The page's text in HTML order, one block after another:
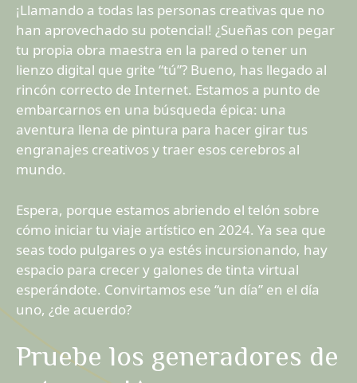
¡Llamando a todas las personas creativas que no
han aprovechado su potencial! ¿Sueñas con pegar
tu propia obra maestra en la pared o tener un
lienzo digital que grite “tú”? Bueno, has llegado al
rincón correcto de Internet. Estamos a punto de
embarcarnos en una búsqueda épica: una
aventura llena de pintura para hacer girar tus
engranajes creativos y traer esos cerebros al
mundo.
Espera, porque estamos abriendo el telón sobre
cómo iniciar tu viaje artístico en 2024. Ya sea que
seas todo pulgares o ya estés incursionando, hay
espacio para crecer y galones de tinta virtual
esperándote. Convirtamos ese “un día” en el día
uno, ¿de acuerdo?
Pruebe los generadores de